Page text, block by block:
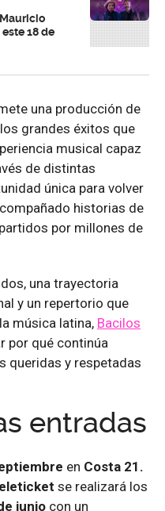
18 de
una producción de
grandes éxitos que
musical capaz
de distintas
única para volver
historias de
por millones de
una trayectoria
y un repertorio que
música latina, Bacilos
por qué continúa
queridas y respetadas
entradas
en Costa 21.
se realizará los
junio con un